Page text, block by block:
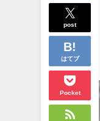
post
はてブ
Pocket